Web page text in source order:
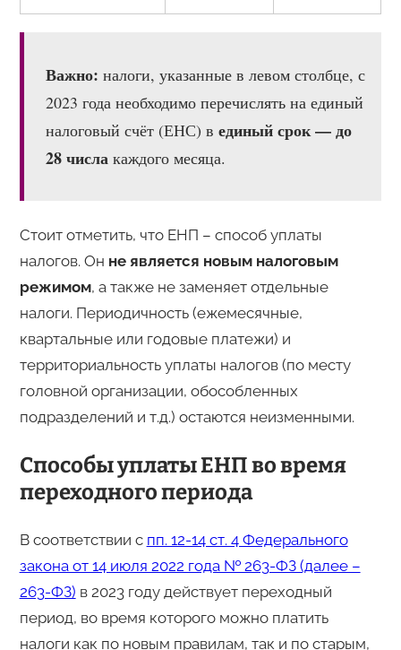
Важно: налоги, указанные в левом столбце, с
2023 года необходимо перечислять на единый
налоговый счёт (ЕНС) в единый срок — до
28 числакаждого месяца.
Стоит отметить, что ЕНП – способ уплаты
налогов. Он не является новым налоговым
режимом, а также не заменяет отдельные
налоги. Периодичность (ежемесячные,
квартальные или годовые платежи) и
территориальность уплаты налогов (по месту
головной организации, обособленных
подразделений и т.д.) остаются неизменными.
Способы уплаты ЕНП во время
переходного периода
В соответствии с пп. 12-14 ст. 4 Федерального
закона от 14 июля 2022 года № 263-ФЗ (далее –
263-ФЗ) в 2023 году действует переходный
период, во время которого можно платить
налоги как по новым правилам, так и по старым,